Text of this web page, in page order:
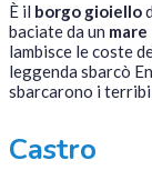
È il borgo gioiello
baciate da un
lambisce le coste
leggenda sbarcò
sbarcarono i
Castro